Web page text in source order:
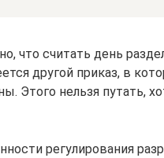
что считать день
другой приказ, в
Этого нельзя путать,
регулирования